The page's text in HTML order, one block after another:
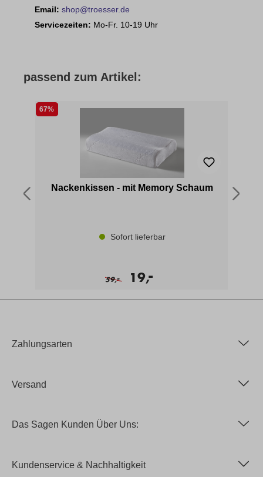
Email: shop@troesser.de
Servicezeiten: Mo-Fr. 10-19 Uhr
passend zum Artikel:
67%
Nackenkissen - mit Memory Schaum
Sofort lieferbar
59,
- 19,
-
Zahlungsarten
Versand
Das Sagen Kunden Über Uns:
Kundenservice & Nachhaltigkeit